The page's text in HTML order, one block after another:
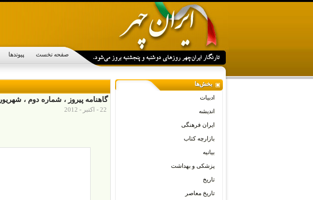
صفحه نخست پیوندها
گاهنامه پیروز ، شماره دوم ، شهریور ۱۳۹۰
22 - اکتبر - 2012
بخش‌ها
ادبیات
اندیشه
ایران فرهنگی
بازارچه کتاب
بیانیه
پزشکی و بهداشت
تاریخ
تاریخ معاصر